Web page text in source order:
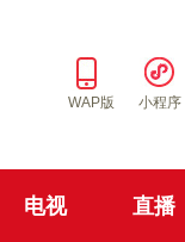
WAP版 小程序
电视 直播